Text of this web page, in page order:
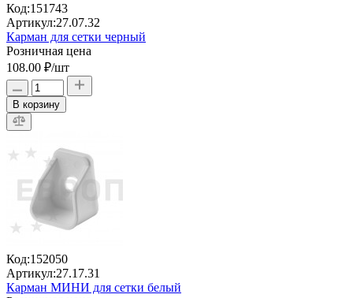
Код:151743
Артикул:27.07.32
Карман для сетки черный
Розничная цена
108.00 ₽/шт
В корзину
Код:152050
Артикул:27.17.31
Карман МИНИ для сетки белый